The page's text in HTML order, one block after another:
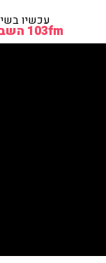
עכשיו
103fm השבוע